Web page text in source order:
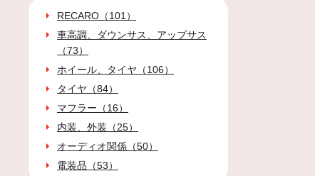
RECARO（101）
車高調、ダウンサス、アップサス
（73）
ホイール、タイヤ（106）
タイヤ（84）
マフラー（16）
内装、外装（25）
オーディオ関係（50）
電装品（53）